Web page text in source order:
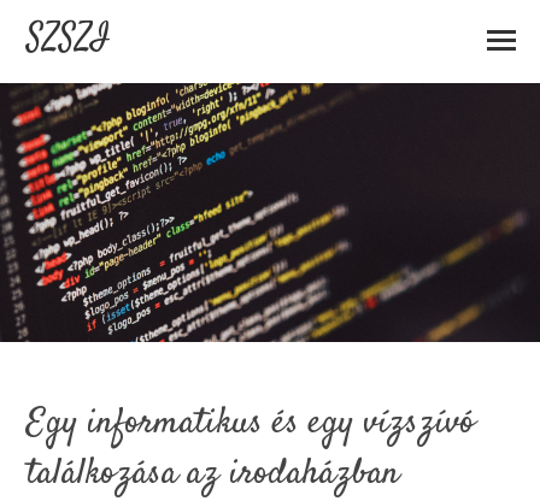
SZSZI
Egy informatikus és egy vízszívó
találkozása az irodaházban